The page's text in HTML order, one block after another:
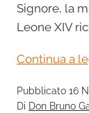
Signore, la
Leone XIV
Continua a
Pubblicato 16
Di Don Bruno